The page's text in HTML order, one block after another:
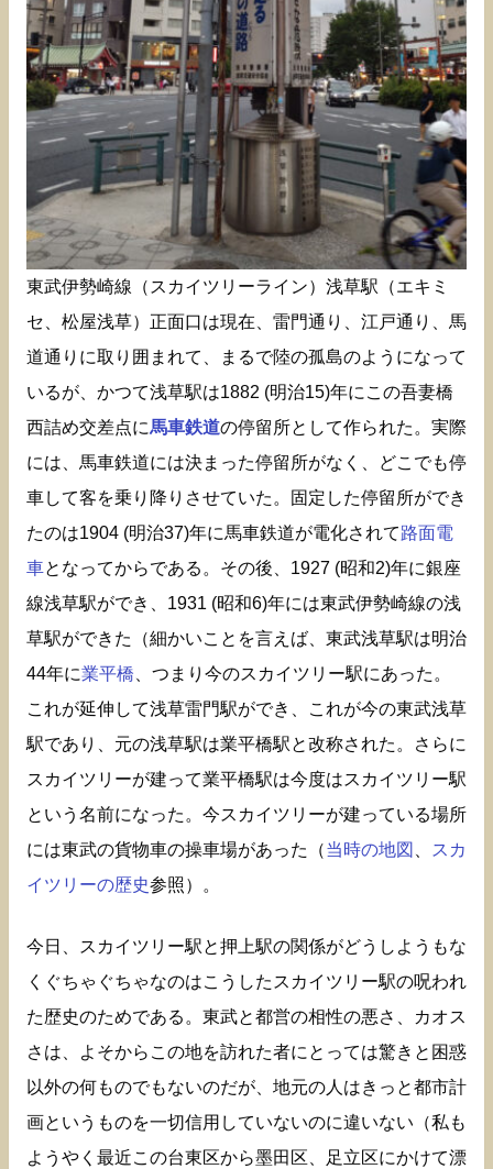
東武伊勢崎線（スカイツリーライン）浅草駅（エキミ
セ、松屋浅草）正面口は現在、雷門通り、江戸通り、馬
道通りに取り囲まれて、まるで陸の孤島のようになって
いるが、かつて浅草駅は1882 (明治15)年にこの吾妻橋
西詰め交差点に馬車鉄道の停留所として作られた。実際
には、馬車鉄道には決まった停留所がなく、どこでも停
車して客を乗り降りさせていた。固定した停留所ができ
たのは1904 (明治37)年に馬車鉄道が電化されて路面電
車となってからである。その後、1927 (昭和2)年に銀座
線浅草駅ができ、1931 (昭和6)年には東武伊勢崎線の浅
草駅ができた（細かいことを言えば、東武浅草駅は明治
44年に業平橋 、つまり今のスカイツリー駅にあった。
これが延伸して浅草雷門駅ができ、これが今の東武浅草
駅であり、元の浅草駅は業平橋駅と改称された。さらに
スカイツリーが建って業平橋駅は今度はスカイツリー駅
という名前になった。今スカイツリーが建っている場所
には東武の貨物車の操車場があった（当時の地図
スカ
イツリーの歴史参照）。
今日、スカイツリー駅と押上駅の関係がどうしようもな
くぐちゃぐちゃなのはこうしたスカイツリー駅の呪われ
た歴史のためである。東武と都営の相性の悪さ、カオス
さは、よそからこの地を訪れた者にとっては驚きと困惑
以外の何ものでもないのだが、地元の人はきっと都市計
画というものを一切信用していないのに違いない（私も
ようやく最近この台東区から墨田区、足立区にかけて漂